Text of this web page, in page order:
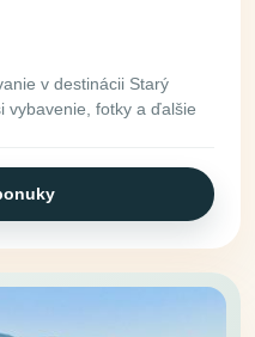
v destinácii Starý
vybavenie, fotky a ďalšie